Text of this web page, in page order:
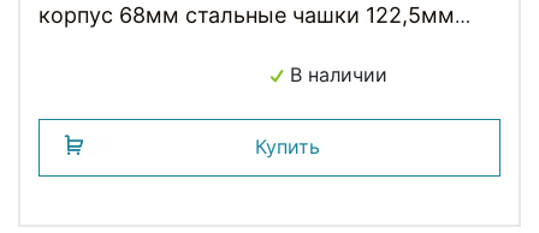
корпус 68мм стальные чашки 122,5мм
В наличии
Купить